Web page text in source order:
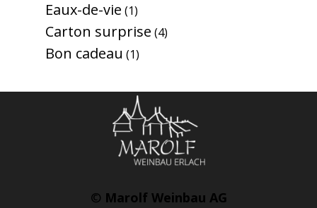
Eaux-de-vie 1
Carton surprise 4
Bon cadeau 1
© Marolf Weinbau AG